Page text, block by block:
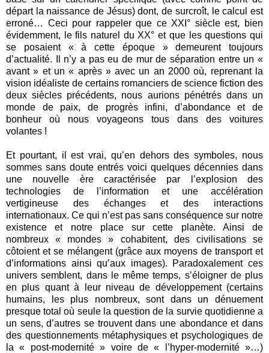
départ la naissance de Jésus) dont, de surcroît, le calcul est
erroné… Ceci pour rappeler que ce XXI° siècle est, bien
évidemment, le fils naturel du XX° et que les questions qui
se posaient « à cette époque » demeurent toujours
d’actualité. Il n’y a pas eu de mur de séparation entre un «
avant » et un « après » avec un an 2000 où, reprenant la
vision idéaliste de certains romanciers de science fiction des
deux siècles précédents, nous aurions pénétrés dans un
monde de paix, de progrès infini, d’abondance et de
bonheur où nous voyageons tous dans des voitures
volantes !
Et pourtant, il est vrai, qu’en dehors des symboles, nous
sommes sans doute entrés voici quelques décennies dans
une nouvelle ère caractérisée par l’explosion des
technologies de l’information et une accélération
vertigineuse des échanges et des interactions
internationaux. Ce qui n’est pas sans conséquence sur notre
existence et notre place sur cette planète. Ainsi de
nombreux « mondes » cohabitent, des civilisations se
côtoient et se mélangent (grâce aux moyens de transport et
d’informations ainsi qu’aux images). Paradoxalement ces
univers semblent, dans le même temps, s’éloigner de plus
en plus quant à leur niveau de développement (certains
humains, les plus nombreux, sont dans un dénuement
presque total où seule la question de la survie quotidienne a
un sens, d’autres se trouvent dans une abondance et dans
des questionnements métaphysiques et psychologiques de
la « post-modernité » voire de « l’hyper-modernité »…)